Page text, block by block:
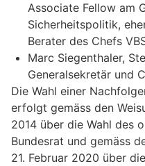
Associate Fellow am
Sicherheitspolitik,
Berater des Chefs
Marc Siegenthaler,
Generalsekretär und
Die Wahl einer
erfolgt gemäss den
2014 über die Wahl des
Bundesrat und gemäss
21. Februar 2020 über